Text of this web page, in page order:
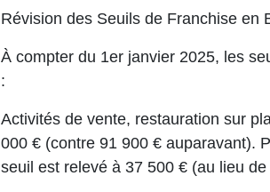
Révision des Seuils de Franchise en
À compter du 1er janvier 2025, les
:
Activités de vente, restauration sur
000 € (contre 91 900 € auparavant).
seuil est relevé à 37 500 € (au lieu